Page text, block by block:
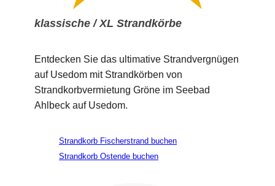
klassische / XL Strandkörbe
Entdecken Sie das ultimative Strandvergnügen
auf Usedom mit Strandkörben von
Strandkorbvermietung Gröne im Seebad
Ahlbeck auf Usedom.
Strandkorb Fischerstrand buchen
Strandkorb Ostende buchen